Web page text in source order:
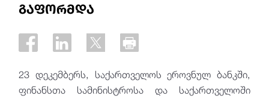
გაფორმდა
23 დეკემბერს, საქართველოს ეროვნულ ბანკში,
ფინანსთა სამინისტროსა და საქართველოში